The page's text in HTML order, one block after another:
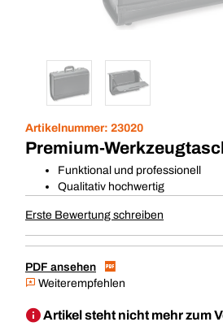
Artikelnummer: 23020
Premium-
Funktional und professionell
Qualitativ hochwertig
Erste Bewertung schreiben
PDF ansehen
Weiterempfehlen
Artikel steht nicht mehr zum